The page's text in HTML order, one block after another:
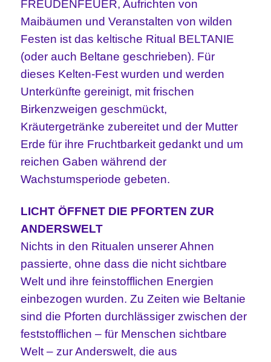
FREUDENFEUER, Aufrichten von
Maibäumen und Veranstalten von wilden
Festen ist das keltische Ritual BELTANIE
(oder auch Beltane geschrieben). Für
dieses Kelten-Fest wurden und werden
Unterkünfte gereinigt, mit frischen
Birkenzweigen geschmückt,
Kräutergetränke zubereitet und der Mutter
Erde für ihre Fruchtbarkeit gedankt und um
reichen Gaben während der
Wachstumsperiode gebeten.
LICHT ÖFFNET DIE PFORTEN ZUR
ANDERSWELT
Nichts in den Ritualen unserer Ahnen
passierte, ohne dass die nicht sichtbare
Welt und ihre feinstofflichen Energien
einbezogen wurden. Zu Zeiten wie Beltanie
sind die Pforten durchlässiger zwischen der
feststofflichen – für Menschen sichtbare
Welt – zur Anderswelt, die aus